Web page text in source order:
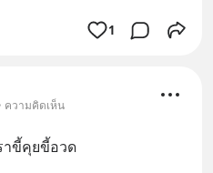
1
ความคิดเห็น
าขี้คุยขี้อวด